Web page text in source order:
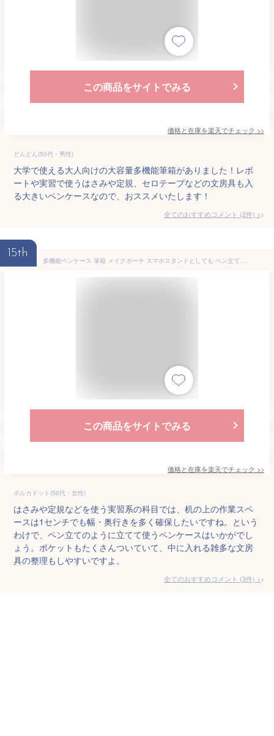
この商品をサイトでみる
価格と在庫を楽天でチェック >>
どんどん(50代・男性)
大学で使える大人向けの大容量多機能筆箱がありました！レポ
ートや実習で使うはさみや定規、セロテープなどの文房具も入
る大きいペンケースなので、おススメいたします！
全てのおすすめコメント (2件) >
15th
多機能ペンケース 筆箱 メイクポーチ スマホスタンドとしても ペン立て 筆筒 ペンスタンド 文房具 ペンケース 父の日 敬老の日 母の日 ステーショナリー コンパクト 誕生祝い 入学 お家時間 贈り物 男の子 女の子 きれい おしゃれ 送料込み
この商品をサイトでみる
価格と在庫を楽天でチェック >>
ポルカドット(50代・女性)
はさみや定規などを使う実習系の科目では、机の上の作業スペ
ースは1センチでも幅・奥行きを多く確保したいですね。という
わけで、ペン立てのように立てて使うペンケースはいかがでし
ょう。ポケットもたくさんついていて、中に入れる雑多な文房
具の整理もしやすいですよ。
全てのおすすめコメント (3件) >